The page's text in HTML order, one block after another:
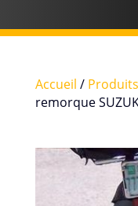
Accueil / Produits
remorque